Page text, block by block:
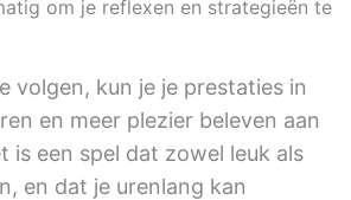
om je reflexen en strategieën te
volgen, kun je je prestaties in
en meer plezier beleven aan
is een spel dat zowel leuk als
en dat je urenlang kan